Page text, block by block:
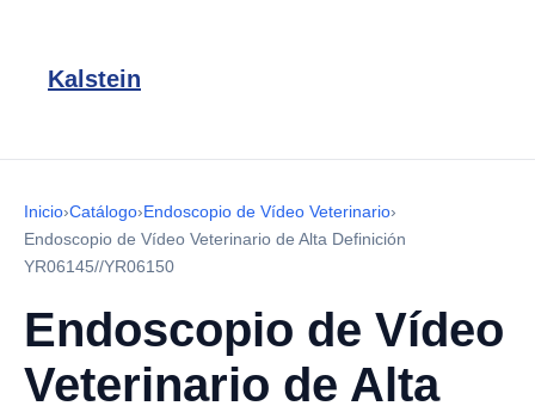
Kalstein
Inicio›Catálogo›Endoscopio de Vídeo Veterinario›
Endoscopio de Vídeo Veterinario de Alta Definición
YR06145//YR06150
Endoscopio de Vídeo
Veterinario de Alta